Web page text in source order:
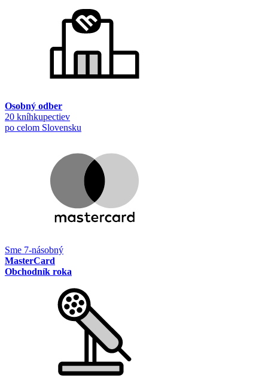
Osobný odber
20 kníhkupectiev
po celom Slovensku
Sme 7-násobný
MasterCard
Obchodník roka